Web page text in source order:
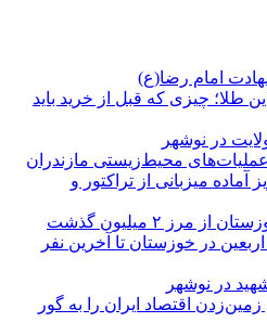
امام رضا(ع)
طلا؛ چیزی که قبل از خرید باید
در نوشهر
آماده میزبانی از تراکتور و
مرز ۲ میلیون گذشت
در خوزستان تا آخرین نفر
در نوشهر
اقتصاد ایران را به گور